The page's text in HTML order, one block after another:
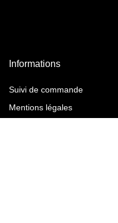
Informations
Suivi de commande
Mentions légales